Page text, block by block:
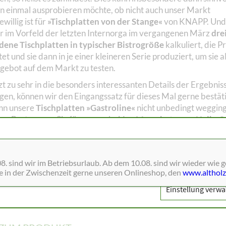
einmal ausprobieren möchte, ob nicht auch unser Markt
ist für»Tischplatten von der Stange«von KNAPP.
im Vorfeld der letzten Internorga im vergangenen Märzdrei
Tischplatten in typischer Bistrogrößekalkuliert, die
und sie dann in je einer kleineren Serie produziert, um sie
auf dem Markt zu testen.
zu sehr in die besonders interessanten Details der
können wir den Eingangssatz für dieses Mal gerne
unsereTischplatten »Gastroline« nicht unbedingt
Brot, waren Sie für unsere beidenMessebetreuer Heike
und der Besprechung technischer Details mit Kunden aller
der Messe dann auch noch der Umsatz stimmte, haben wir
Tischplatten als neue Produktlinie in unser Angebot
auch fest vorgenommen, auch die nächste Messe wieder
zu bestücken.
sind wir im Betriebsurlaub. Ab dem 10.08. sind wir wieder wie
in der Zwischenzeit gerne unseren Onlineshop, den
Dienste wie Schriften, Blätterkataloge, Social-Media und
Einstellung